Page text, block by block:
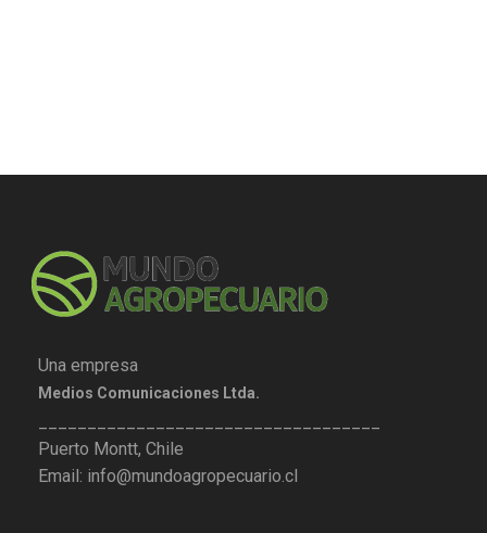
Una empresa
Medios Comunicaciones Ltda.
Puerto Montt, Chile
Email: info@mundoagropecuario.cl